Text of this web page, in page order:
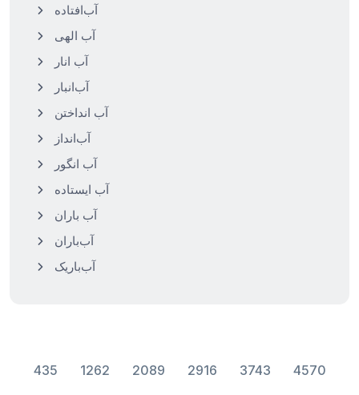
آب‌افتاده
آب الهی
آب انار
آب‌انبار
آب انداختن
آب‌انداز
آب انگور
آب ایستاده
آب باران
آب‌باران
آب‌باریک
435 1262 2089 2916 3743 4570